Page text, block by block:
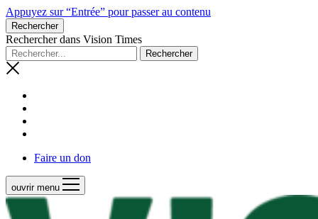
Appuyez sur “Entrée” pour passer au contenu
Rechercher
Rechercher dans Vision Times
Faire un don
ouvrir menu